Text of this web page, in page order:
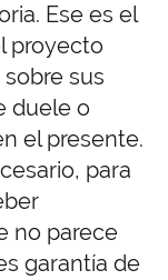
Ese es el
proyecto
sus
duele o
el presente.
para
no parece
garantía de